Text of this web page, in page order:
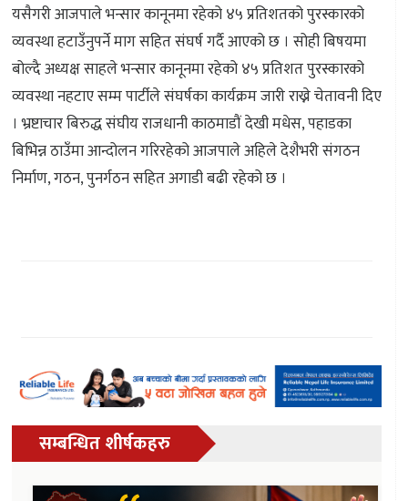
यसैगरी आजपाले भन्सार कानूनमा रहेको ४५ प्रतिशतको पुरस्कारको
व्यवस्था हटाउँनुपर्ने माग सहित संघर्ष गर्दै आएको छ । सोही बिषयमा
बोल्दै अध्यक्ष साहले भन्सार कानूनमा रहेको ४५ प्रतिशत पुरस्कारको
व्यवस्था नहटाए सम्म पार्टीले संघर्षका कार्यक्रम जारी राख्ने चेतावनी दिए
। भ्रष्टाचार बिरुद्ध संघीय राजधानी काठमाडौं देखी मधेस, पहाडका
बिभिन्न ठाउँमा आन्दोलन गरिरहेको आजपाले अहिले देशैभरी संगठन
निर्माण, गठन, पुनर्गठन सहित अगाडी बढी रहेको छ ।
सम्बन्धित शीर्षकहरु